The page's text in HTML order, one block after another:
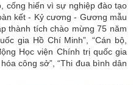
cống hiến vì sự nghiệp đào tạo
kết - Kỷ cương - Gương mẫu
thành tích chào mừng 75 năm
gia Hồ Chí Minh”, “Cán bộ,
Học viện Chính trị quốc gia
công sở”, “Thi đua bình dân